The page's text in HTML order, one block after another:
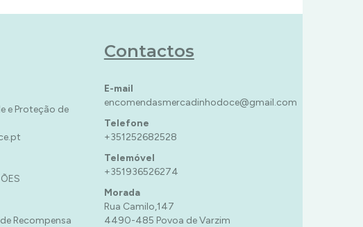
e Proteção de
Recompensa
Contactos
E-mail
encomendasmercadinhodoce@gmail.com
Telefone
+351252682528
Telemóvel
+351936526274
Morada
Rua Camilo,147
4490-485 Povoa de Varzim